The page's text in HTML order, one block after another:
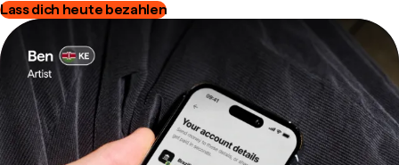
Lass dich heute bezahlen